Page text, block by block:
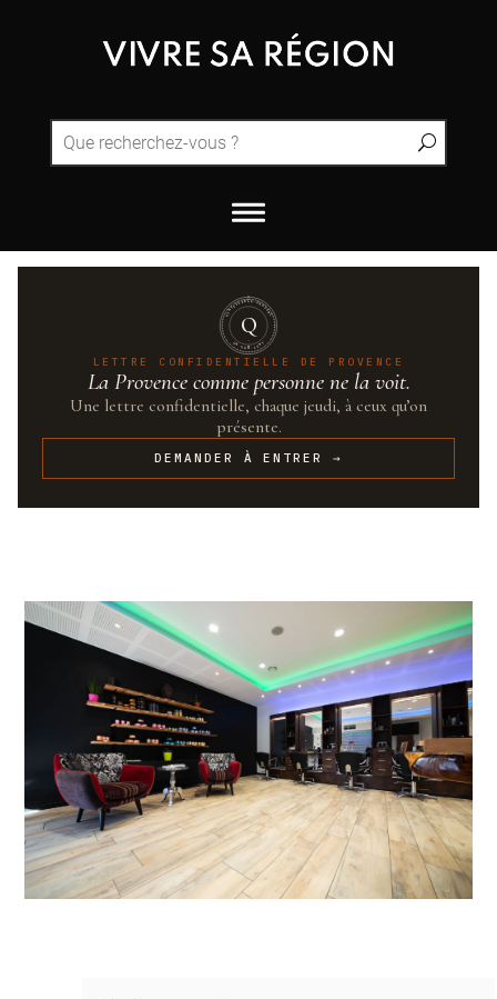
QUINTESSENCE·PROVENCE
UN·SUR·CENT
Q
LETTRE CONFIDENTIELLE DE PROVENCE
La Provence comme personne ne la voit.
Une lettre confidentielle, chaque jeudi, à ceux qu’on
présente.
DEMANDER À ENTRER →